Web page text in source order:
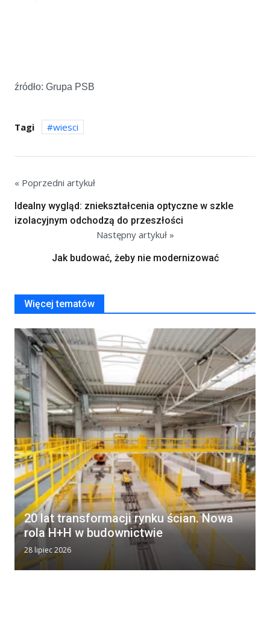
źródło: Grupa PSB
Tagi wiesci
« Poprzedni artykuł
Idealny wygląd: zniekształcenia optyczne w szkle
izolacyjnym odchodzą do przeszłości
Następny artykuł »
Jak budować, żeby nie modernizować
Więcej tematów
20 lat transformacji rynku ścian. Nowa
rola H+H w budownictwie
28 lipiec 2026